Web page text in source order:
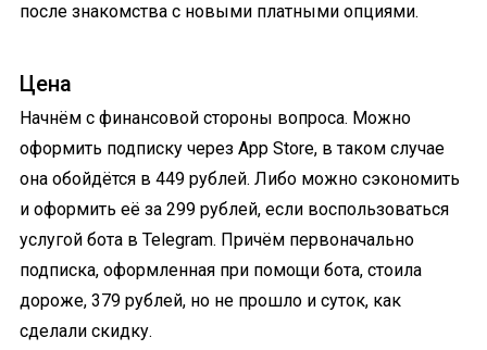
после знакомства с новыми платными опциями.
Цена
Начнём с финансовой стороны вопроса. Можно
оформить подписку через App Store, в таком случае
она обойдётся в 449 рублей. Либо можно сэкономить
и оформить её за 299 рублей, если воспользоваться
услугой бота в Telegram. Причём первоначально
подписка, оформленная при помощи бота, стоила
дороже, 379 рублей, но не прошло и суток, как
сделали скидку.